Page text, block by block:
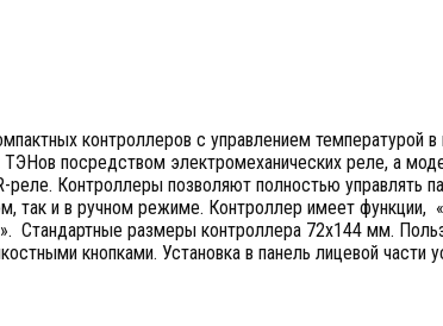
контроллеров с управлением температурой
ТЭНов посредством электромеханических реле, а
реле. Контроллеры позволяют полностью управлять
так и в ручном режиме. Контроллер имеет функции,
Стандартные размеры контроллера 72x144 мм.
кнопками. Установка в панель лицевой части